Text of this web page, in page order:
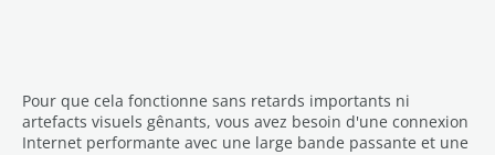
Pour que cela fonctionne sans retards importants ni
artefacts visuels gênants, vous avez besoin d'une connexion
Internet performante avec une large bande passante et une